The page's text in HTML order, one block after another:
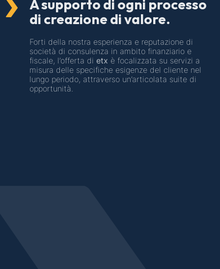
A supporto di ogni processo
di creazione di valore.
Forti della nostra esperienza e reputazione di
società di consulenza in ambito finanziario e
fiscale, l’offerta di etx è focalizzata su servizi a
misura delle specifiche esigenze del cliente nel
lungo periodo, attraverso un’articolata suite di
opportunità.